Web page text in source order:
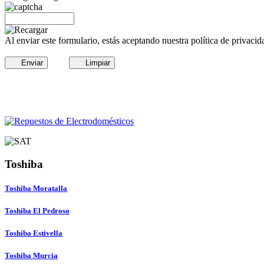
Al enviar este formulario, estás aceptando nuestra política de
Enviar Limpiar
Toshiba
Toshiba Moratalla
Toshiba El Pedroso
Toshiba Estivella
Toshiba Murcia